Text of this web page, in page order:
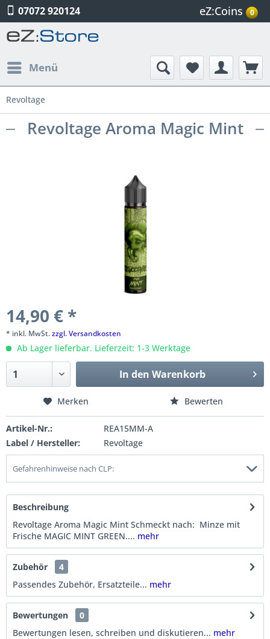
07072 920124 eZ:Coins 0
Menü
Revoltage
Revoltage Aroma Magic Mint
14,90 € *
* inkl. MwSt.zzgl. Versandkosten
Ab Lager lieferbar. Lieferzeit: 1-3 Werktage
In den Warenkorb
Merken Bewerten
Artikel-Nr.:
REA15MM-A
Label / Hersteller:
Revoltage
Gefahrenhinweise nach CLP:
Beschreibung
Revoltage Aroma Magic Mint Schmeckt nach: Minze mit
Frische MAGIC MINT GREEN.... mehr
Zubehör
4
Passendes Zubehör, Ersatzteile... mehr
Bewertungen
0
Bewertungen lesen, schreiben und diskutieren... mehr